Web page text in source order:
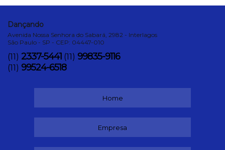
Dançando
Avenida Nossa Senhora do Sabará, 2982 - Interlagos
São Paulo - SP - CEP: 04447-010
(11) 2337-5441 (11) 99835-9116
(11) 99524-6518
Home
Empresa